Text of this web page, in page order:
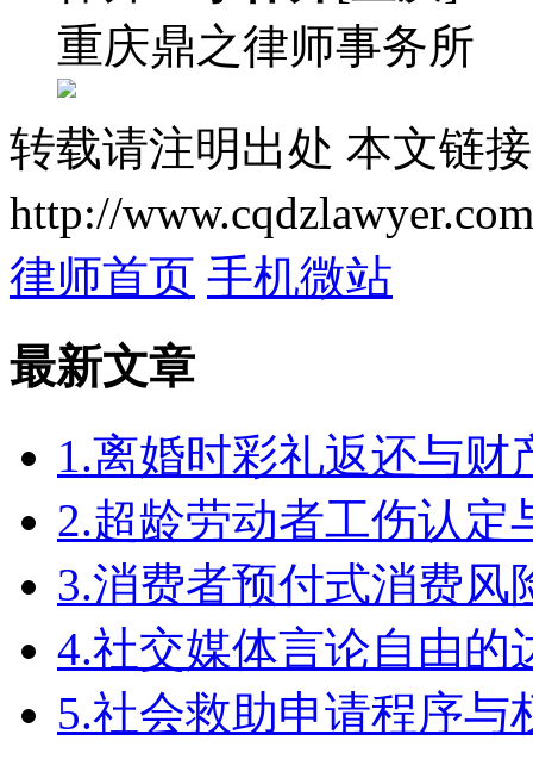
重庆鼎之律师事务所
转载请注明出处 本文链
http://
律师首页 手机微站
最新文章
1.离婚时彩礼返还与财
2.超龄劳动者工伤认定
3.消费者预付式消费风
4.社交媒体言论自由
5.社会救助申请程序与